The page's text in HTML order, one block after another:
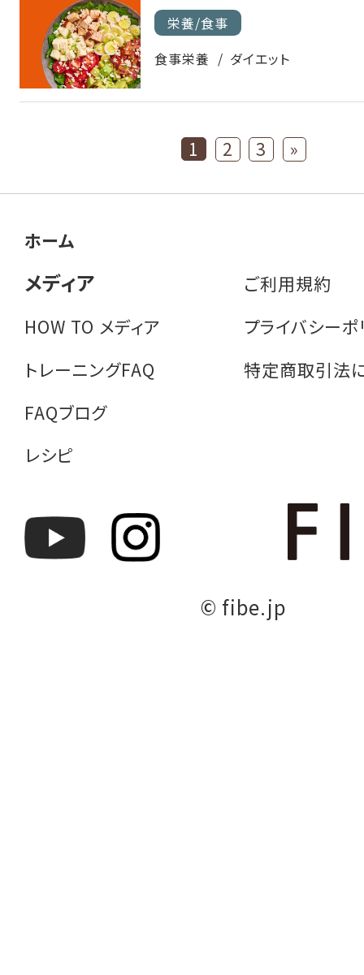
栄養/食事
食事栄養
ダイエット
1 2 3 »
ホーム
メディア
HOW TO メディア
トレーニングFAQ
FAQブログ
レシピ
ご利用規約
プライバシー
特定商取引法
© fibe.jp